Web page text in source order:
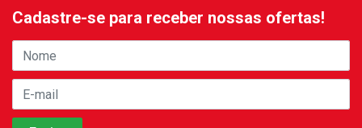
Cadastre-se para receber nossas ofertas!